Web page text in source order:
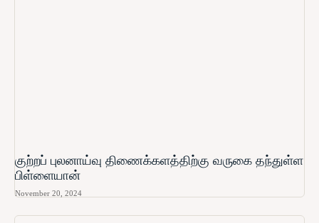
குற்றப் புலனாய்வு திணைக்களத்திற்கு வருகை தந்துள்ள
பிள்ளையான்
November 20, 2024